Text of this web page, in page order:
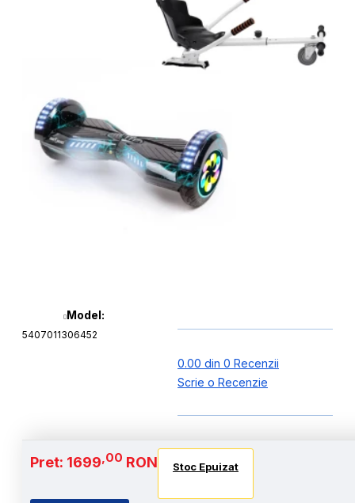
Model:
5407011306452
0.00 din 0 Recenzii
Scrie o Recenzie
Pret: 1699,00 RON Stoc Epuizat
Baterie si Autonomie
Stoc Epuizat Stoc Epuizat